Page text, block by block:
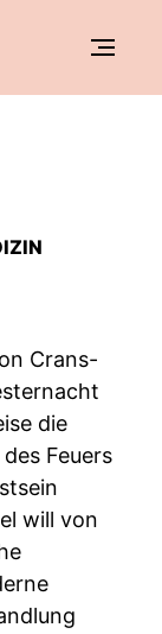
Crans-
die
Feuers
will von